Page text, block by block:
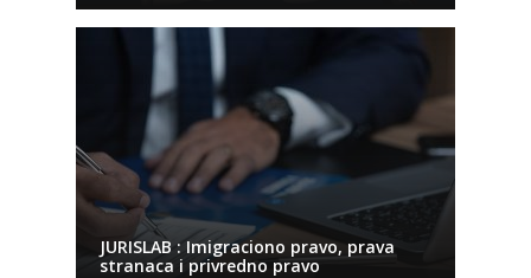
JURISLAB : Imigraciono pravo, prava
stranaca i privredno pravo